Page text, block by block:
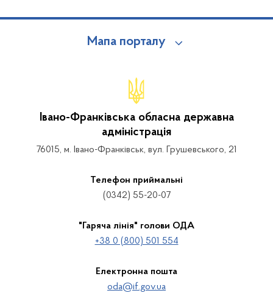
Мапа порталу
Івано-Франківська обласна державна
адміністрація
76015, м. Івано-Франківськ, вул. Грушевського, 21
Телефон приймальні
(0342) 55-20-07
"Гаряча лінія" голови ОДА
+38 0 (800) 501 554
Електронна пошта
oda@if.gov.ua